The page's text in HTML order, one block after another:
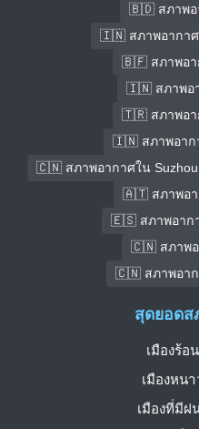
🇧🇩 สภาพอ
🇮🇳 สภาพอากาศ
🇧🇫 สภาพอา
🇮🇳 สภาพอ
🇹🇷 สภาพอา
🇮🇳 สภาพอาก
🇨🇳 สภาพอากาศใน Suzhou
🇦🇹 สภาพอา
🇪🇸 สภาพอาก
🇨🇳 สภาพอ
🇨🇳 สภาพอาก
สุดยอดส
เมืองร้
เมืองหน
เมืองที่มีฝ